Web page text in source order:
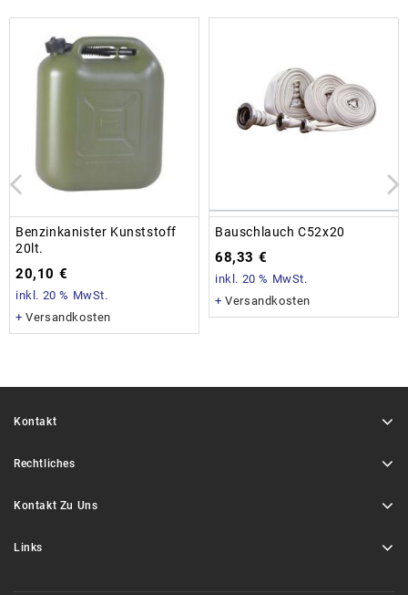
Benzinkanister Kunststoff
20lt.
20,10 €
inkl. 20 % MwSt.
+Versandkosten
Bauschlauch C52x20
68,33 €
inkl. 20 % MwSt.
+Versandkosten
Kontakt
Rechtliches
Kontakt Zu Uns
Links